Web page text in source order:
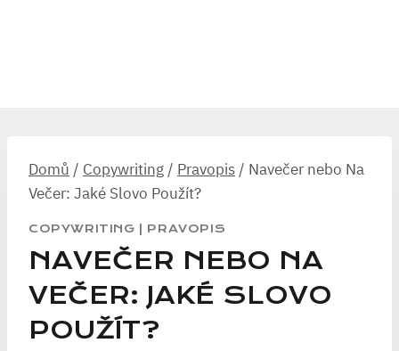
Domů / Copywriting / Pravopis / Navečer nebo Na
Večer: Jaké Slovo Použít?
COPYWRITING PRAVOPIS
NAVEČER NEBO NA
VEČER: JAKÉ SLOVO
POUŽÍT?